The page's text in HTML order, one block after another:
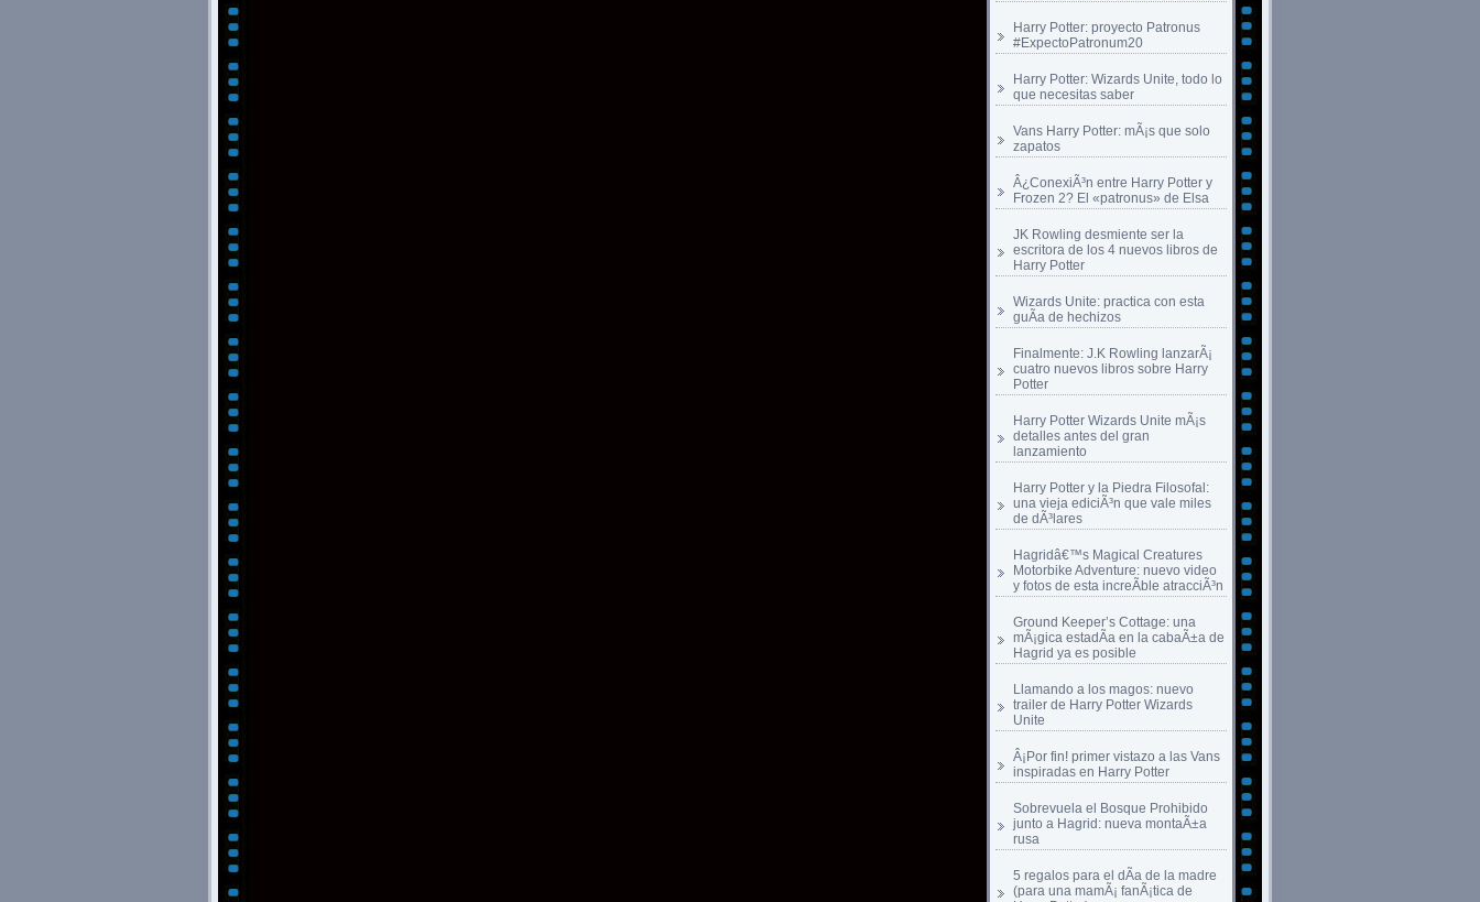
Harry Potter: proyecto Patronus
#ExpectoPatronum20
Harry Potter: Wizards Unite, todo lo
que necesitas saber
Vans Harry Potter: mÃ¡s que solo
zapatos
Â¿ConexiÃ³n entre Harry Potter y
Frozen 2? El «patronus» de Elsa
JK Rowling desmiente ser la
escritora de los 4 nuevos libros de
Harry Potter
Wizards Unite: practica con esta
guÃ­a de hechizos
Finalmente: J.K Rowling lanzarÃ¡
cuatro nuevos libros sobre Harry
Potter
Harry Potter Wizards Unite mÃ¡s
detalles antes del gran
lanzamiento
Harry Potter y la Piedra Filosofal:
una vieja ediciÃ³n que vale miles
de dÃ³lares
Hagridâ€™s Magical Creatures
Motorbike Adventure: nuevo video
y fotos de esta increÃ­ble atracciÃ³n
Ground Keeper’s Cottage: una
mÃ¡gica estadÃ­a en la cabaÃ±a de
Hagrid ya es posible
Llamando a los magos: nuevo
trailer de Harry Potter Wizards
Unite
Â¡Por fin! primer vistazo a las Vans
inspiradas en Harry Potter
Sobrevuela el Bosque Prohibido
junto a Hagrid: nueva montaÃ±a
rusa
5 regalos para el dÃ­a de la madre
(para una mamÃ¡ fanÃ¡tica de